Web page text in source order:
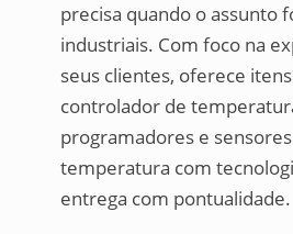
precisa quando o assunto
industriais. Com foco na
seus clientes, oferece
controlador de
programadores e
temperatura com
entrega com pontualidade.